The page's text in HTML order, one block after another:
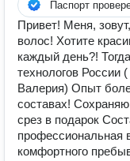
Паспорт
Привет! Меня,
волос! Хотите
каждый день?!
технологов России
Валерия) Опыт
составах!
срез в подарок
профессиональная
комфортного